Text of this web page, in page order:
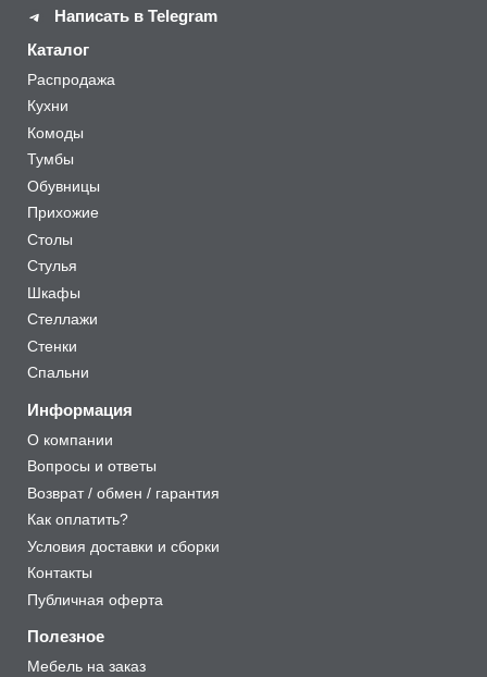
Написать в Telegram
Каталог
Распродажа
Кухни
Комоды
Тумбы
Обувницы
Прихожие
Столы
Стулья
Шкафы
Стеллажи
Стенки
Спальни
Информация
О компании
Вопросы и ответы
Возврат / обмен / гарантия
Как оплатить?
Условия доставки и сборки
Контакты
Публичная оферта
Полезное
Мебель на заказ